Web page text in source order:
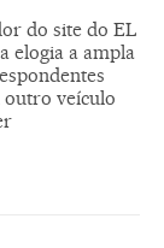
do site do EL
elogia a ampla
veículo